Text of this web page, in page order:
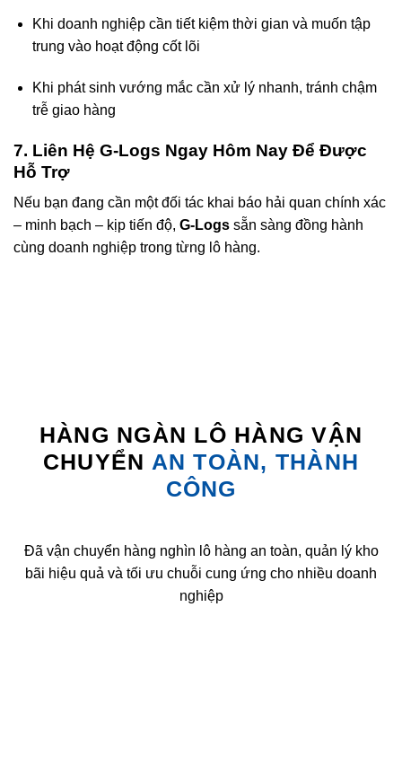
Khi doanh nghiệp cần tiết kiệm thời gian và muốn tập
trung vào hoạt động cốt lõi
Khi phát sinh vướng mắc cần xử lý nhanh, tránh chậm
trễ giao hàng
7. Liên Hệ G-Logs Ngay Hôm Nay Để Được
Hỗ Trợ
Nếu bạn đang cần một đối tác khai báo hải quan chính xác
– minh bạch – kịp tiến độ, G-Logs sẵn sàng đồng hành
cùng doanh nghiệp trong từng lô hàng.
HÀNG NGÀN LÔ HÀNG VẬN
CHUYỂN AN TOÀN, THÀNH
CÔNG
Đã vận chuyển hàng nghìn lô hàng an toàn, quản lý kho
bãi hiệu quả và tối ưu chuỗi cung ứng cho nhiều doanh
nghiệp